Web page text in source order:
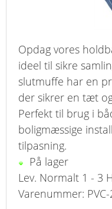
PROFIL
VILKÅR
FAQ
SØGNING
KUNDECENTER
Opdag vores
ideel til sikre
slutmuffe har en
der sikrer en tæt
Perfekt til brug i
boligmæssige
tilpasning.
På lager
Lev. Normalt 1 - 3
Varenummer: